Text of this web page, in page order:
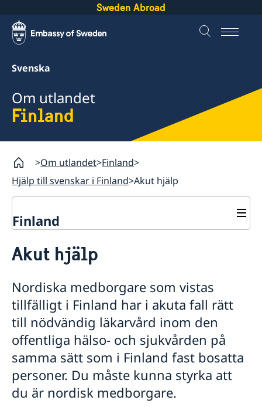
Sweden Abroad
Svenska
Om utlandet
Finland
Om utlandet Finland
Hjälp till svenskar i Finland Akut hjälp
Finland
Hjälp till svenskar i Finland
Pass och nationellt id-kort
Ansökan om pass
Ansökan om nationellt id-kort
Utlämnande av färdigt pass/nationellt id-kort
Provisoriska pass
Samordningsnummer
Svenskt medborgarskap
Namnändring
Förnyelse av körkort
Pension och levnadsintyg
Vigsel i Finland
Akut hjälp
Information om avgifter
Akut hjälp
Nordiska medborgare som vistas
tillfälligt i Finland har i akuta fall rätt
till nödvändig läkarvård inom den
offentliga hälso- och sjukvården på
samma sätt som i Finland fast bosatta
personer. Du måste kunna styrka att
du är nordisk medborgare.